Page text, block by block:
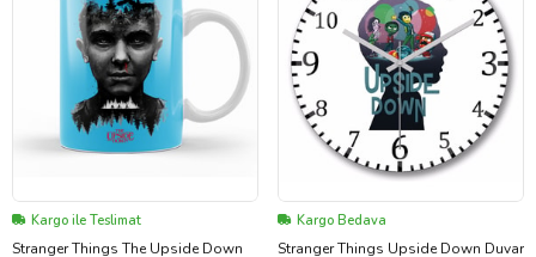
Kargo ile Teslimat
Stranger Things The Upside Down
Kargo Bedava
Stranger Things Upside Down Duvar